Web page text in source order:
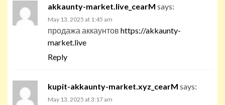
akkaunty-market.live_cearM says:
May 13, 2025 at 1:45 am
продажа аккаунтов https://akkaunty-
market.live
Reply
kupit-akkaunty-market.xyz_cearM says:
May 13, 2025 at 3:17 am